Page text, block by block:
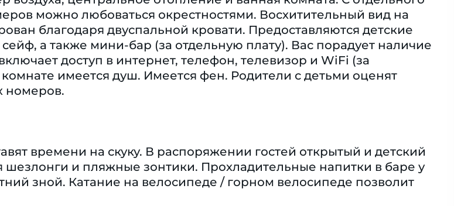
можно любоваться окрестностями. Восхитительный вид на
благодаря двуспальной кровати. Предоставляются детские
сейф, а также мини-бар (за отдельную плату). Вас порадует наличие
доступ в интернет, телефон, телевизор и WiFi (за
имеется душ. Имеется фен. Родители с детьми оценят
номеров.
времени на скуку. В распоряжении гостей открытый и детский
шезлонги и пляжные зонтики. Прохладительные напитки в баре у
зной. Катание на велосипеде / горном велосипеде позволит